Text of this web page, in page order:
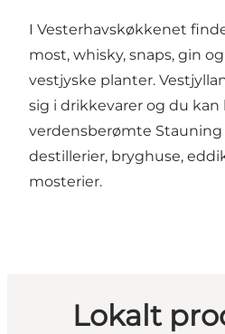
I Vesterhavskøkkenet
most, whisky, snaps, gin
vestjyske planter.
sig i drikkevarer og du kan
verdensberømte Stauning
destillerier, bryghuse,
mosterier.
Lokalt